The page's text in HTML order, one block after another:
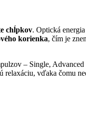
chĺpkov. Optická
korienka, čím je
– Single,
vďaka čomu